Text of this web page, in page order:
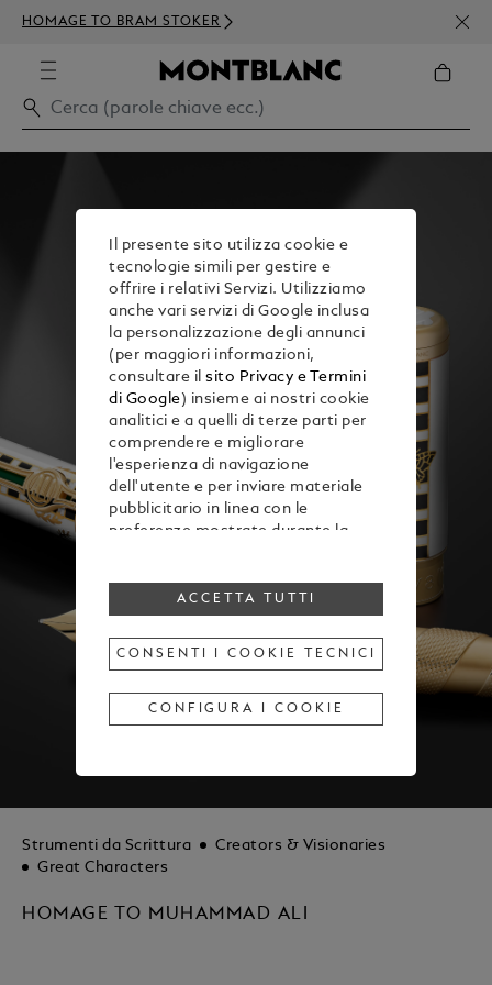
HOMAGE TO BRAM STOKER
Strumenti da Scrittura
Creators & Visionaries
Great Characters
HOMAGE TO MUHAMMAD ALI
Il presente sito utilizza cookie e
tecnologie simili per gestire e
offrire i relativi Servizi. Utilizziamo
anche vari servizi di Google inclusa
la personalizzazione degli annunci
(per maggiori informazioni,
consultare ilsito Privacy e Termini
di Google) insieme ai nostri cookie
analitici e a quelli di terze parti per
comprendere e migliorare
l'esperienza di navigazione
dell'utente e per inviare materiale
pubblicitario in linea con le
preferenze mostrate durante la
consenso all’utilizzo di alcuni o di
tutti i cookie, clicca “Configura i
cookie”, oppure, per maggiori
Cliccando su “Accetta tutti”, esprimi
il tuo consenso all’utilizzo dei
tecnici.
ACCETTA TUTTI
CONSENTI I COOKIE TECNICI
CONFIGURA I COOKIE